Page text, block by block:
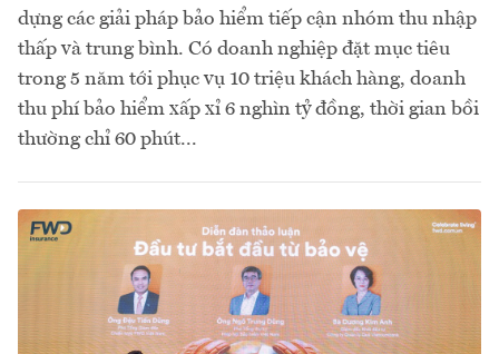
dựng các giải pháp bảo hiểm tiếp cận nhóm thu nhập
thấp và trung bình. Có doanh nghiệp đặt mục tiêu
trong 5 năm tới phục vụ 10 triệu khách hàng, doanh
thu phí bảo hiểm xấp xỉ 6 nghìn tỷ đồng, thời gian bồi
thường chỉ 60 phút...